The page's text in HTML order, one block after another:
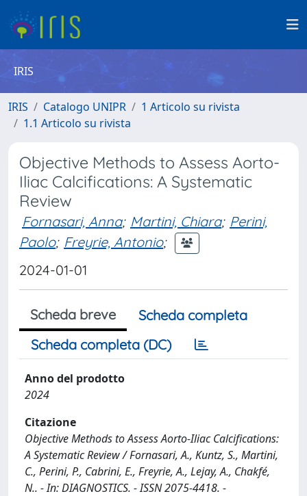
IRIS
IRIS Catalogo UNIPR
1 Articolo su rivista
1.1 Articolo su rivista
Objective Methods to Assess Aorto-
Iliac Calcifications: A Systematic
Review
Fornasari, Anna; Martini, Chiara; Perini,
Paolo; Freyrie, Antonio;
2024-01-01
Scheda breve
Scheda completa
Scheda completa (DC)
Anno del prodotto
2024
Citazione
Objective Methods to Assess Aorto-Iliac Calcifications:
A Systematic Review / Fornasari, A., Kuntz, S., Martini,
C., Perini, P., Cabrini, E., Freyrie, A., Lejay, A., Chakfé,
N.. - In: DIAGNOSTICS. - ISSN 2075-4418. -